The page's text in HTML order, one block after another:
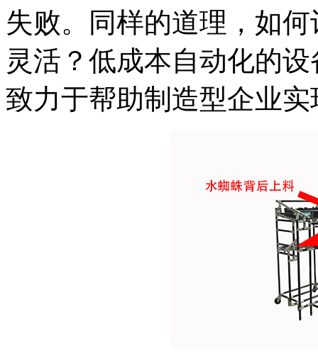
失败。同样的道理，如
灵活？低成本自动化的
致力于帮助制造型企业